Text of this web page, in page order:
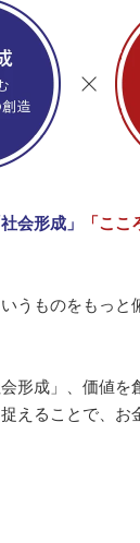
社会形成」 「こ
ものをもっ
形成」、価値
えることで、